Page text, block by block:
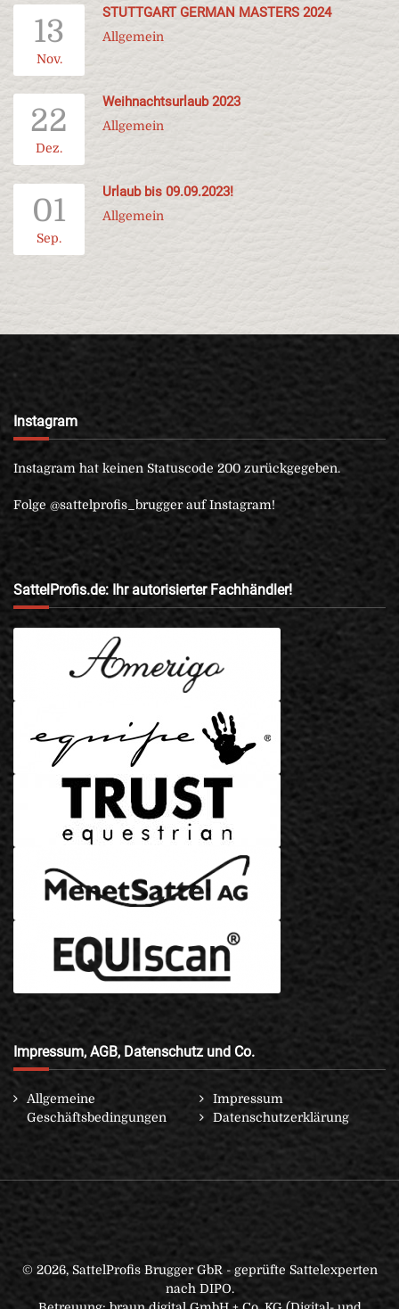
13
Nov.
STUTTGART GERMAN MASTERS 2024
Allgemein
22
Dez.
Weihnachtsurlaub 2023
Allgemein
01
Sep.
Urlaub bis 09.09.2023!
Allgemein
Instagram
Instagram hat keinen Statuscode 200 zurückgegeben.
Folge @sattelprofis_brugger auf Instagram!
SattelProfis.de: Ihr autorisierter Fachhändler!
Impressum, AGB, Datenschutz und Co.
Allgemeine
Geschäftsbedingungen
Impressum
Datenschutzerklärung
© 2026, SattelProfis Brugger GbR - geprüfte Sattelexperten
nach DIPO.